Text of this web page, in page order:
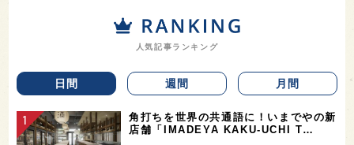
人気記事ランキング
日間 週間 月間
角打ちを世界の共通語に！いまでやの新
店舗「IMADEYA KAKU-UCHI T…